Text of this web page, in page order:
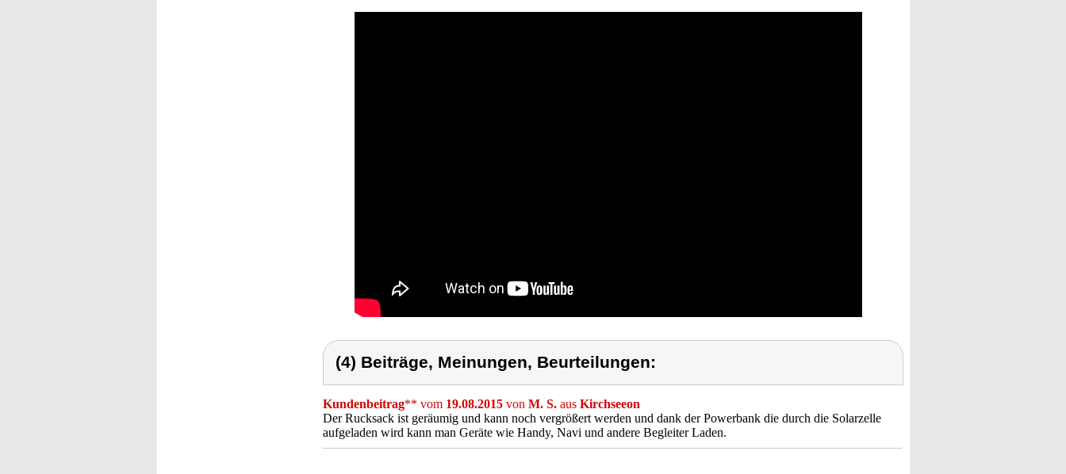
(4) Beiträge, Meinungen, Beurteilungen:
Kundenbeitrag** vom 19.08.2015 von M. S. aus Kirchseeon
Der Rucksack ist geräumig und kann noch vergrößert werden und dank der Powerbank die durch die Solarzelle
aufgeladen wird kann man Geräte wie Handy, Navi und andere Begleiter Laden.